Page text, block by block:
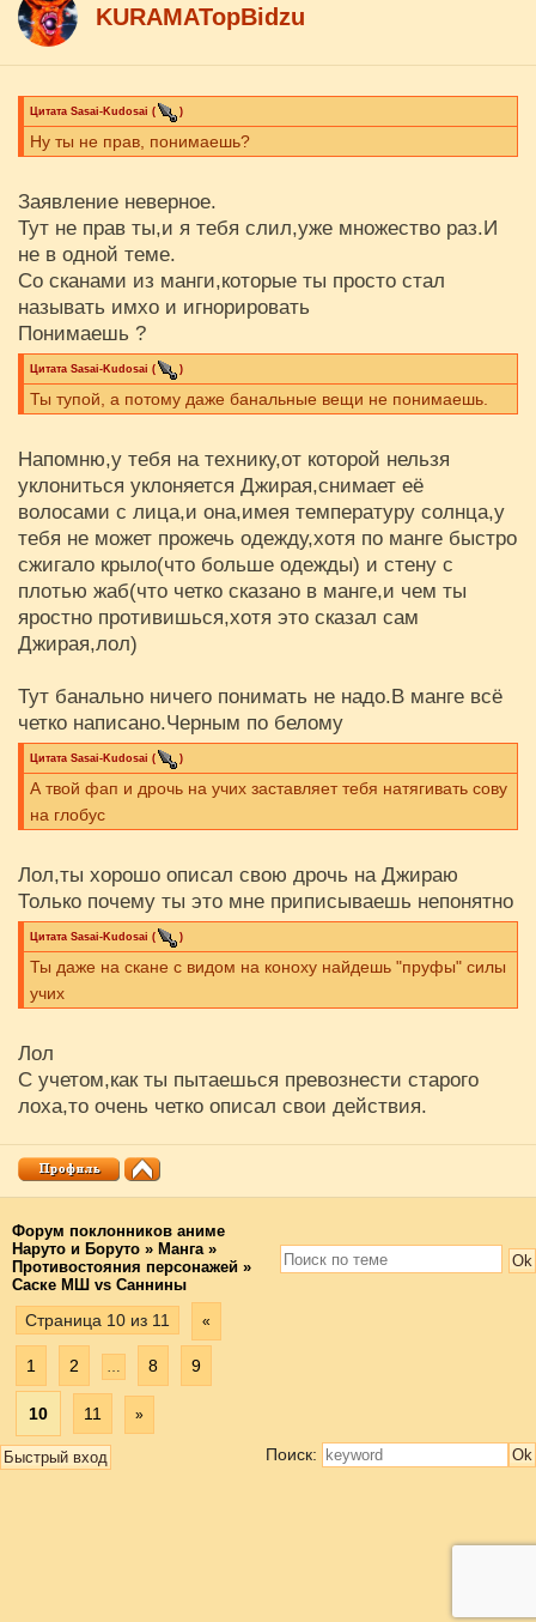
KURAMATopBidzu
Цитата Sasai-Kudosai ( )
Ну ты не прав, понимаешь?
Заявление неверное.
Тут не прав ты,и я тебя слил,уже множество раз.И
не в одной теме.
Со сканами из манги,которые ты просто стал
называть имхо и игнорировать
Понимаешь ?
Цитата Sasai-Kudosai ( )
Ты тупой, а потому даже банальные вещи не понимаешь.
Напомню,у тебя на технику,от которой нельзя
уклониться уклоняется Джирая,снимает её
волосами с лица,и она,имея температуру солнца,у
тебя не может прожечь одежду,хотя по манге быстро
сжигало крыло(что больше одежды) и стену с
плотью жаб(что четко сказано в манге,и чем ты
яростно противишься,хотя это сказал сам
Джирая,лол)
Тут банально ничего понимать не надо.В манге всё
четко написано.Черным по белому
Цитата Sasai-Kudosai ( )
А твой фап и дрочь на учих заставляет тебя натягивать сову
на глобус
Лол,ты хорошо описал свою дрочь на Джираю
Только почему ты это мне приписываешь непонятно
Цитата Sasai-Kudosai ( )
Ты даже на скане с видом на коноху найдешь "пруфы" силы
учих
Лол
С учетом,как ты пытаешься превознести старого
лоха,то очень четко описал свои действия.
Форум поклонников аниме
Наруто и Боруто » Манга »
Противостояния персонажей »
Саске МШ vs Саннины
Страница 10 из 11 «
1 2 … 8 9
10 11 »
Поиск: